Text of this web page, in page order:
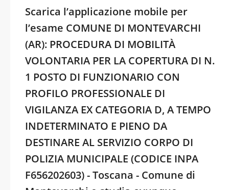
Scarica l’applicazione mobile per
l’esame COMUNE DI MONTEVARCHI
(AR): PROCEDURA DI MOBILITÀ
VOLONTARIA PER LA COPERTURA DI N.
1 POSTO DI FUNZIONARIO CON
PROFILO PROFESSIONALE DI
VIGILANZA EX CATEGORIA D, A TEMPO
INDETERMINATO E PIENO DA
DESTINARE AL SERVIZIO CORPO DI
POLIZIA MUNICIPALE (CODICE INPA
F656202603) - Toscana - Comune di